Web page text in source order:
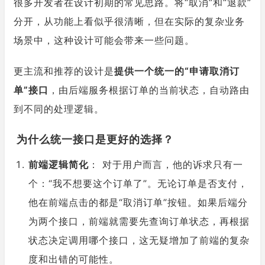
很多开发者在设计初期的常见思路。将“取消”和“退款”
分开，从功能上看似乎很清晰，但在实际的复杂业务
场景中，这种设计可能会带来一些问题。
更主流和推荐的设计是提供一个统一的“申请取消订
单”接口 ，由后端服务根据订单的当前状态，自动路由
到不同的处理逻辑。
为什么统一接口是更好的选择？
前端逻辑简化 ： 对于用户而言，他的诉求只有一
个：“我不想要这个订单了”。无论订单是否支付，
他在前端点击的都是“取消订单”按钮。如果后端分
为两个接口，前端就需要先查询订单状态，再根据
状态决定调用哪个接口，这无疑增加了前端的复杂
度和出错的可能性。